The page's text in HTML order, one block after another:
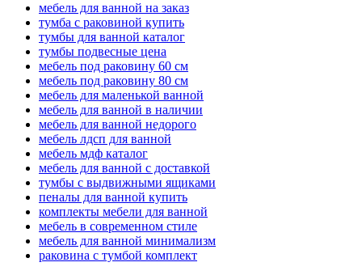
мебель для ванной на заказ
тумба с раковиной купить
тумбы для ванной каталог
тумбы подвесные цена
мебель под раковину 60 см
мебель под раковину 80 см
мебель для маленькой ванной
мебель для ванной в наличии
мебель для ванной недорого
мебель лдсп для ванной
мебель мдф каталог
мебель для ванной с доставкой
тумбы с выдвижными ящиками
пеналы для ванной купить
комплекты мебели для ванной
мебель в современном стиле
мебель для ванной минимализм
раковина с тумбой комплект